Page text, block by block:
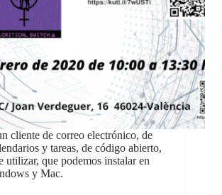
cliente de correo electrónico, de
y tareas, de código abierto,
utilizar, que podemos instalar en
y Mac.